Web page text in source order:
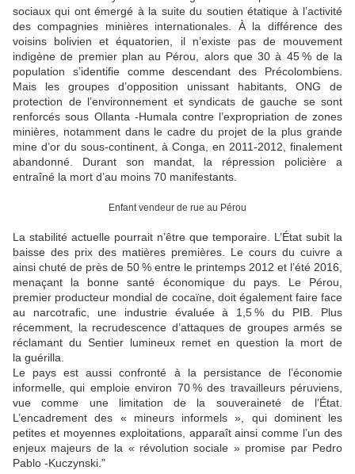
sociaux qui ont émergé à la suite du soutien étatique à l’activité
des compagnies minières internationales. À la différence des
voisins bolivien et équatorien, il n’existe pas de mouvement
indigène de premier plan au Pérou, alors que 30 à 45 % de la
population s’identifie comme descendant des Précolombiens.
Mais les groupes d’opposition unissant habitants, ONG de
protection de l’environnement et syndicats de gauche se sont
renforcés sous Ollanta -Humala contre l’expropriation de zones
minières, notamment dans le cadre du projet de la plus grande
mine d’or du sous-continent, à Conga, en 2011-2012, finalement
abandonné. Durant son mandat, la répression policière a
entraîné la mort d’au moins 70 manifestants.
Enfant vendeur de rue au Pérou
La stabilité actuelle pourrait n’être que temporaire. L’État subit la
baisse des prix des matières premières. Le cours du cuivre a
ainsi chuté de près de 50 % entre le printemps 2012 et l’été 2016,
menaçant la bonne santé économique du pays. Le Pérou,
premier producteur mondial de cocaïne, doit également faire face
au narcotrafic, une industrie évaluée à 1,5 % du PIB. Plus
récemment, la recrudescence d’attaques de groupes armés se
réclamant du Sentier lumineux remet en question la mort de
la guérilla.
Le pays est aussi confronté à la persistance de l’économie
informelle, qui emploie environ 70 % des travailleurs péruviens,
vue comme une limitation de la souveraineté de l’État.
L’encadrement des « mineurs informels », qui dominent les
petites et moyennes exploitations, apparaît ainsi comme l’un des
enjeux majeurs de la « révolution sociale » promise par Pedro
Pablo -Kuczynski."